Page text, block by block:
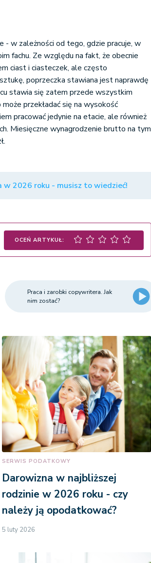
- w zależności od tego, gdzie pracuje, w
fachu. Ze względu na fakt, że obecnie
ciast i ciasteczek, ale często
poprzeczka stawiana jest naprawdę
stawia się zatem przede wszystkim
przekładać się na wysokość
pracować jedynie na etacie, ale również
Miesięczne wynagrodzenie brutto na tym
2026 roku - musisz to wiedzieć!
OCEŃ ARTYKUŁ:
Praca i zarobki copywritera. Jak
nim zostać?
SERWIS PODATKOWY
Darowizna w najbliższej
rodzinie w 2026 roku - czy
należy ją opodatkować?
5 luty 2026